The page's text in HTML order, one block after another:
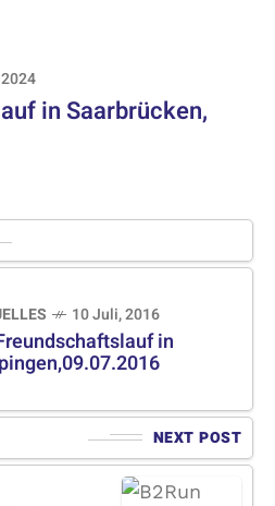
in Saarbrücken,
10 Juli, 2016
in
NEXT POST